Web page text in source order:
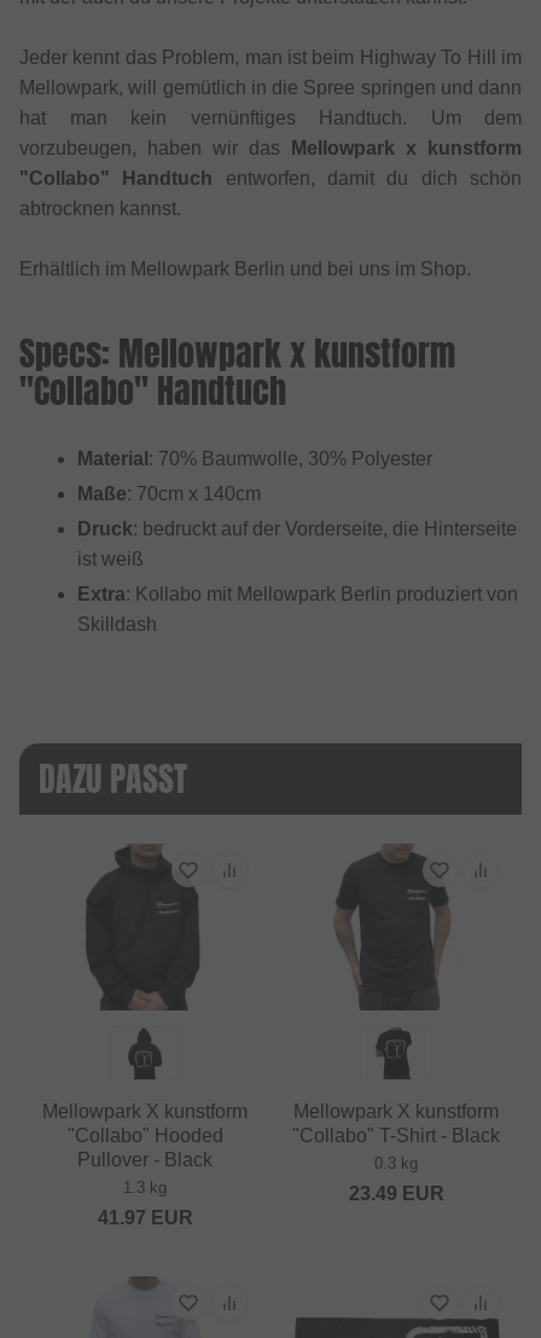
Jeder kennt das Problem, man ist beim Highway To Hill im
Mellowpark, will gemütlich in die Spree springen und dann
hat man kein vernünftiges Handtuch. Um dem
vorzubeugen, haben wir das
Mellowpark x kunstform
"Collabo" Handtuch entworfen, damit du dich schön
abtrocknen kannst.
Erhältlich im Mellowpark Berlin und bei uns im Shop.
Specs: Mellowpark x kunstform
"Collabo" Handtuch
Material : 70% Baumwolle, 30% Polyester
Maße: 70cm x 140cm
Druck: bedruckt auf der Vorderseite, die Hinterseite
ist weiß
Extra: Kollabo mit Mellowpark Berlin produziert von
Skilldash
DAZU PASST
Mellowpark X kunstform
"Collabo" Hooded
Pullover - Black
1.3 kg
41.97 EUR
Mellowpark X kunstform
"Collabo" T-Shirt - Black
0.3 kg
23.49 EUR